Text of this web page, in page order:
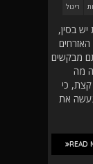
ריגול
יש בסין,
מבקשים
מה
קצת, כי
נעשה את
READ